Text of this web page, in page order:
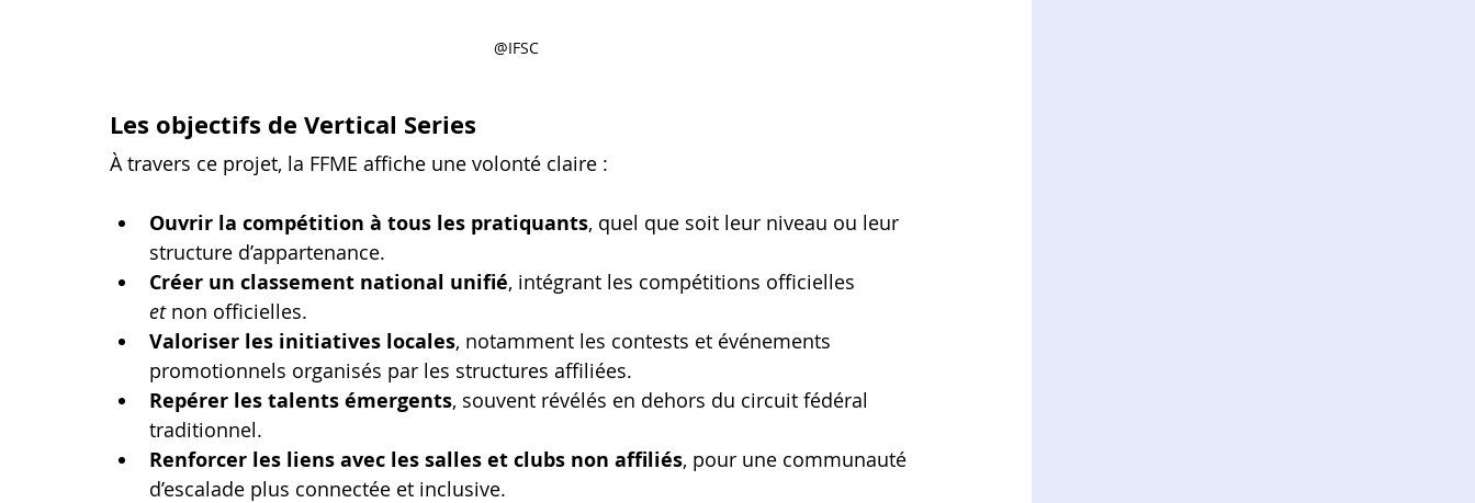
@IFSC
Les objectifs de Vertical Series
À travers ce projet, la FFME affiche une volonté claire :
Ouvrir la compétition à tous les pratiquants, quel que soit leur niveau ou leur
structure d’appartenance.
Créer un classement national unifié, intégrant les compétitions officielles
et non officielles.
Valoriser les initiatives locales, notamment les contests et événements
promotionnels organisés par les structures affiliées.
Repérer les talents émergents, souvent révélés en dehors du circuit fédéral
traditionnel.
Renforcer les liens avec les salles et clubs non affiliés, pour une communauté
d’escalade plus connectée et inclusive.